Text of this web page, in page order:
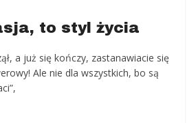
to styl życia
a już się kończy, zastanawiacie się
Ale nie dla wszystkich, bo są